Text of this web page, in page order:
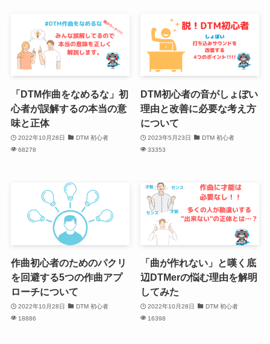
「DTM作曲をなめるな」初
心者が誤解するの本当の意
味と正体
2022年10月28日
DTM 初心者
68278
DTM初心者の音がしょぼい
理由と改善に必要な考え方
について
2023年5月23日
DTM 初心者
33353
作曲初心者のためのパクリ
を回避する5つの作曲アプ
ローチについて
2022年10月28日
DTM 初心者
18886
「曲が作れない」と嘆く底
辺DTMerの悩む理由を解明
してみた
2022年10月28日
DTM 初心者
16398